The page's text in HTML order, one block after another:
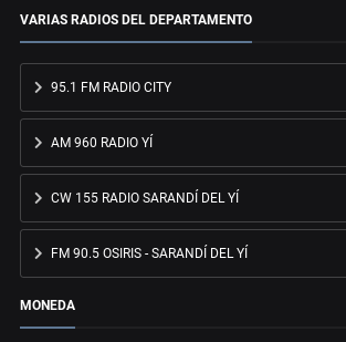
VARIAS RADIOS DEL DEPARTAMENTO
95.1 FM RADIO CITY
AM 960 RADIO YÍ
CW 155 RADIO SARANDÍ DEL YÍ
FM 90.5 OSIRIS - SARANDÍ DEL YÍ
MONEDA